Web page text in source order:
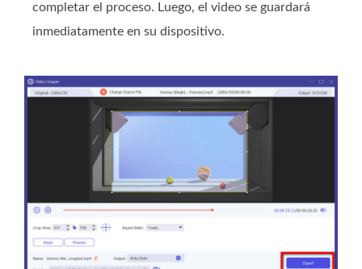
completar el proceso. Luego, el video se guardará
inmediatamente en su dispositivo.